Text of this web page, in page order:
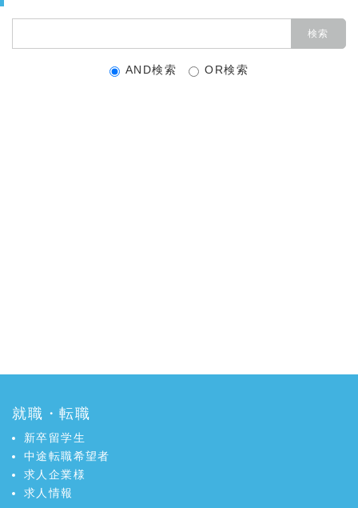
AND検索 OR検索
就職・転職
新卒留学生
中途転職希望者
求人企業様
求人情報